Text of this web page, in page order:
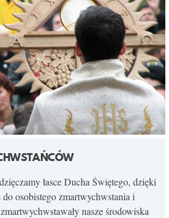
łasce Ducha Świętego, dzięki
osobistego zmartwychwstania i
nasze środowiska